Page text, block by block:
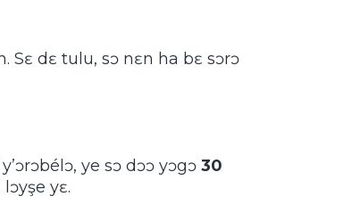
Sɛ dɛ tulu, sɔ nɛn ha bɛ sɔrɔ
ye sɔ dɔɔ yɔgɔ 30
yɛ.